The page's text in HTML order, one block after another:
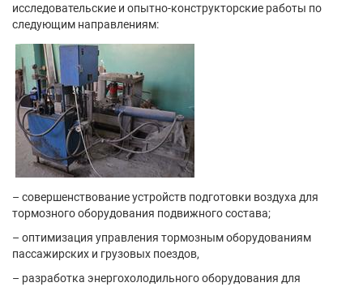
исследовательские и опытно-конструкторские работы по
следующим направлениям:
– совершенствование устройств подготовки воздуха для
тормозного оборудования подвижного состава;
– оптимизация управления тормозным оборудованиям
пассажирских и грузовых поездов,
– разработка энергохолодильного оборудования для